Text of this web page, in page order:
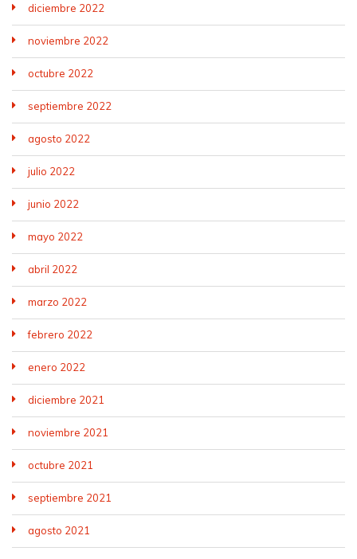
diciembre 2022
noviembre 2022
octubre 2022
septiembre 2022
agosto 2022
julio 2022
junio 2022
mayo 2022
abril 2022
marzo 2022
febrero 2022
enero 2022
diciembre 2021
noviembre 2021
octubre 2021
septiembre 2021
agosto 2021